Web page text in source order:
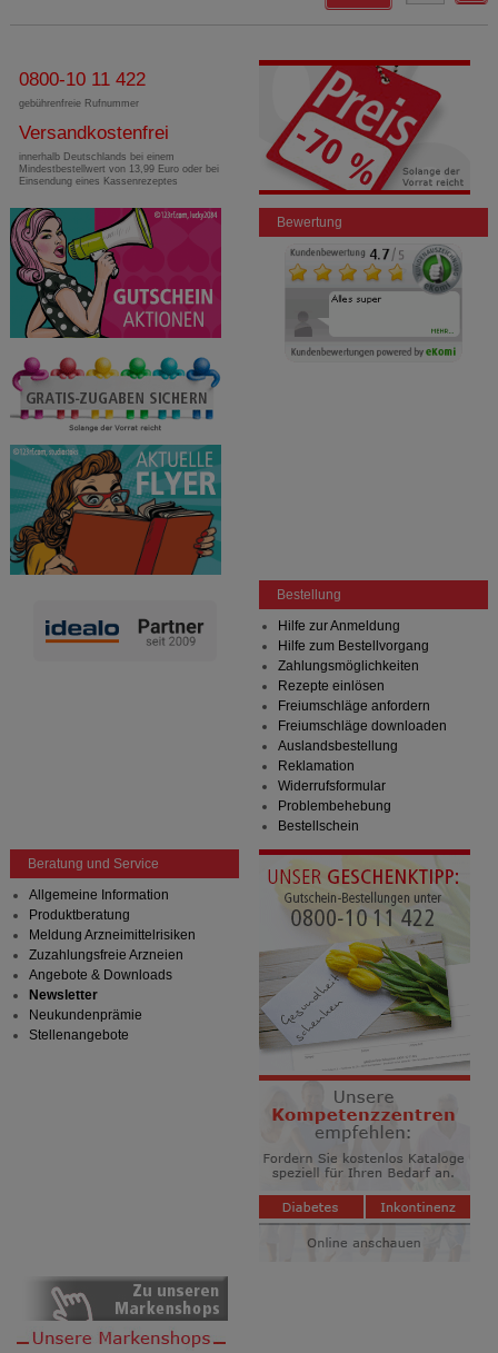
0800-10 11 422
gebührenfreie Rufnummer
Versandkostenfrei
innerhalb Deutschlands bei einem
Mindestbestellwert von 13,99 Euro oder bei
Einsendung eines Kassenrezeptes
Bewertung
Bestellung
Hilfe zur Anmeldung
Hilfe zum Bestellvorgang
Zahlungsmöglichkeiten
Rezepte einlösen
Freiumschläge anfordern
Freiumschläge downloaden
Auslandsbestellung
Reklamation
Widerrufsformular
Problembehebung
Bestellschein
Beratung und Service
Allgemeine Information
Produktberatung
Meldung Arzneimittelrisiken
Zuzahlungsfreie Arzneien
Angebote & Downloads
Newsletter
Neukundenprämie
Stellenangebote